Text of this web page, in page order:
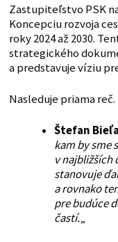
Zastupiteľstvo PSK
Koncepciu rozvoja
roky 2024 až 2030.
strategického
a predstavuje víziu
Nasleduje priama reč.
Štefan
kam by sme
v najbližších
stanovuje
a rovnako
pre budúce
častí.„